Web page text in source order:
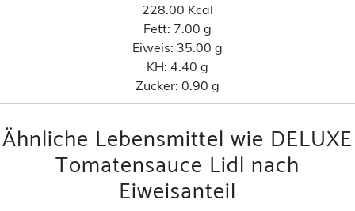
228.00 Kcal
Fett: 7.00 g
Eiweis: 35.00 g
KH: 4.40 g
Zucker: 0.90 g
Ähnliche Lebensmittel wie DELUXE
Tomatensauce Lidl nach
Eiweisanteil